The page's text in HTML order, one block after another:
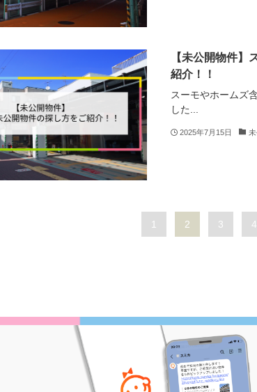
【未公開物件】
紹介！！
スーモやホームズ
した...
2025年7月15日
1 2 3 4